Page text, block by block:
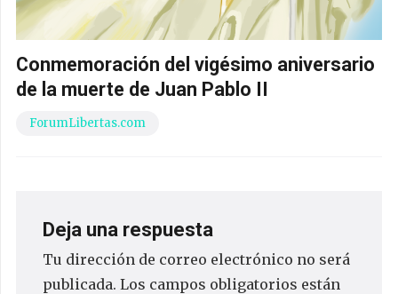
Conmemoración del vigésimo aniversario
de la muerte de Juan Pablo II
ForumLibertas.com
Deja una respuesta
Tu dirección de correo electrónico no será
publicada. Los campos obligatorios están